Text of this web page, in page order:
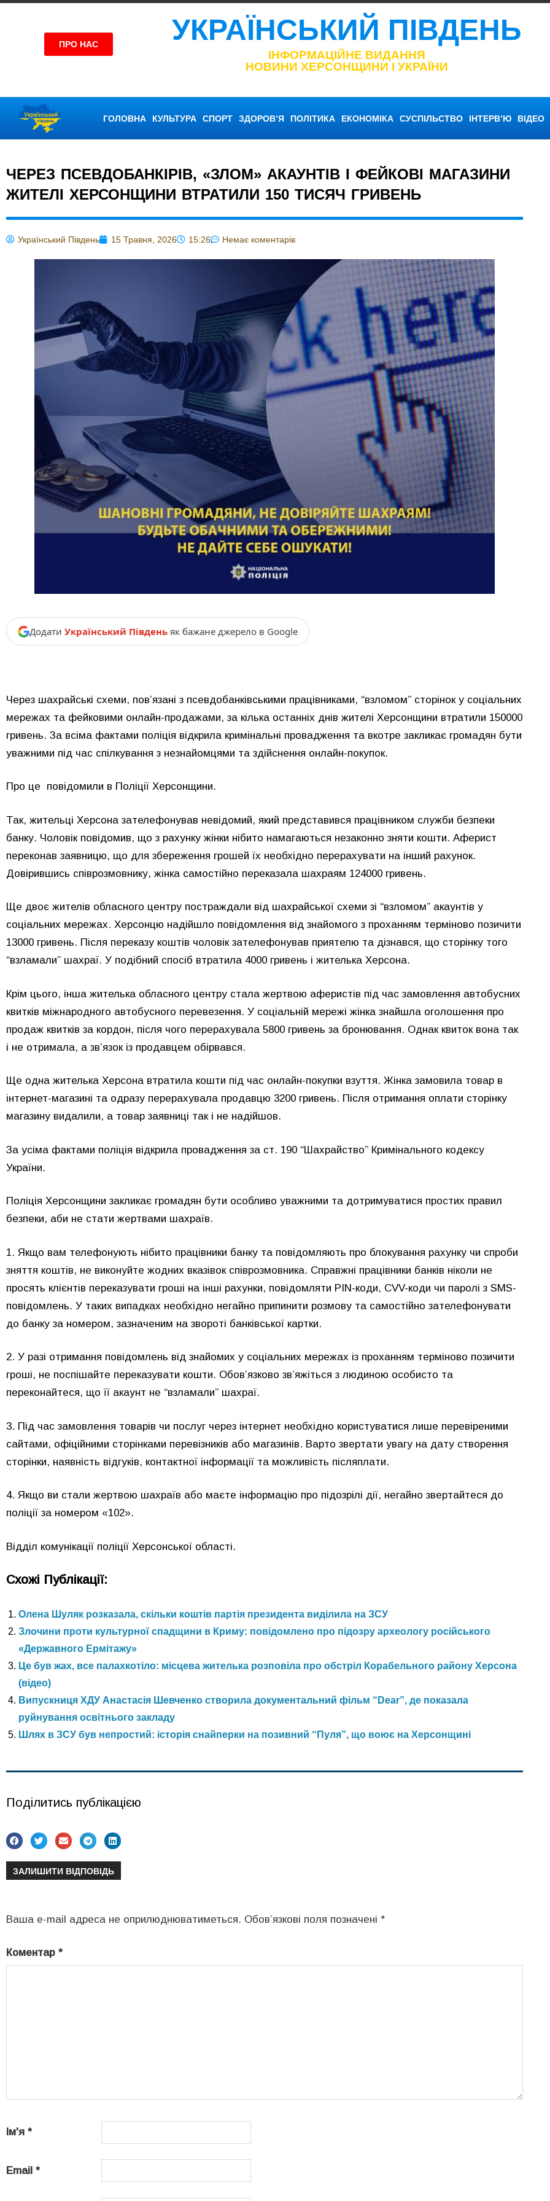
ПРО НАС УКРАЇНСЬКИЙ ПІВДЕНЬ
ІНФОРМАЦІЙНЕ ВИДАННЯ
НОВИНИ ХЕРСОНЩИНИ І УКРАЇНИ
ГОЛОВНА КУЛЬТУРА СПОРТ ЗДОРОВ’Я ПОЛІТИКА ЕКОНОМІКА СУСПІЛЬСТВО ІНТЕРВ’Ю ВІДЕО
ЧЕРЕЗ ПСЕВДОБАНКІРІВ, «ЗЛОМ» АКАУНТІВ І ФЕЙКОВІ МАГАЗИНИ
ЖИТЕЛІ ХЕРСОНЩИНИ ВТРАТИЛИ 150 ТИСЯЧ ГРИВЕНЬ
Український Південь 15 Травня, 2026 15:26 Немає коментарів
Додати Український Південь як бажане джерело в Google
Через шахрайські схеми, пов’язані з псевдобанківськими працівниками, “взломом” сторінок у соціальних
мережах та фейковими онлайн-продажами, за кілька останніх днів жителі Херсонщини втратили 150000
гривень. За всіма фактами поліція відкрила кримінальні провадження та вкотре закликає громадян бути
уважними під час спілкування з незнайомцями та здійснення онлайн-покупок.
Про це повідомили в Поліції Херсонщини.
Так, жительці Херсона зателефонував невідомий, який представився працівником служби безпеки
банку. Чоловік повідомив, що з рахунку жінки нібито намагаються незаконно зняти кошти. Аферист
переконав заявницю, що для збереження грошей їх необхідно перерахувати на інший рахунок.
Довірившись співрозмовнику, жінка самостійно переказала шахраям 124000 гривень.
Ще двоє жителів обласного центру постраждали від шахрайської схеми зі “взломом” акаунтів у
соціальних мережах. Херсонцю надійшло повідомлення від знайомого з проханням терміново позичити
13000 гривень. Після переказу коштів чоловік зателефонував приятелю та дізнався, що сторінку того
“взламали” шахраї. У подібний спосіб втратила 4000 гривень і жителька Херсона.
Крім цього, інша жителька обласного центру стала жертвою аферистів під час замовлення автобусних
квитків міжнародного автобусного перевезення. У соціальній мережі жінка знайшла оголошення про
продаж квитків за кордон, після чого перерахувала 5800 гривень за бронювання. Однак квиток вона так
і не отримала, а зв’язок із продавцем обірвався.
Ще одна жителька Херсона втратила кошти під час онлайн-покупки взуття. Жінка замовила товар в
інтернет-магазині та одразу перерахувала продавцю 3200 гривень. Після отримання оплати сторінку
магазину видалили, а товар заявниці так і не надійшов.
За усіма фактами поліція відкрила провадження за ст. 190 “Шахрайство” Кримінального кодексу
України.
Поліція Херсонщини закликає громадян бути особливо уважними та дотримуватися простих правил
безпеки, аби не стати жертвами шахраїв.
1. Якщо вам телефонують нібито працівники банку та повідомляють про блокування рахунку чи спроби
зняття коштів, не виконуйте жодних вказівок співрозмовника. Справжні працівники банків ніколи не
просять клієнтів переказувати гроші на інші рахунки, повідомляти PIN-коди, CVV-коди чи паролі з SMS-
повідомлень. У таких випадках необхідно негайно припинити розмову та самостійно зателефонувати
до банку за номером, зазначеним на звороті банківської картки.
2. У разі отримання повідомлень від знайомих у соціальних мережах із проханням терміново позичити
гроші, не поспішайте переказувати кошти. Обов’язково зв’яжіться з людиною особисто та
переконайтеся, що її акаунт не “взламали” шахраї.
3. Під час замовлення товарів чи послуг через інтернет необхідно користуватися лише перевіреними
сайтами, офіційними сторінками перевізників або магазинів. Варто звертати увагу на дату створення
сторінки, наявність відгуків, контактної інформації та можливість післяплати.
4. Якщо ви стали жертвою шахраїв або маєте інформацію про підозрілі дії, негайно звертайтеся до
поліції за номером «102».
Відділ комунікації поліції Херсонської області.
Схожі Публікації:
Олена Шуляк розказала, скільки коштів партія президента виділила на ЗСУ
Злочини проти культурної спадщини в Криму: повідомлено про підозру археологу російського
«Державного Ермітажу»
Це був жах, все палахкотіло: місцева жителька розповіла про обстріл Корабельного району Херсона
(відео)
Випускниця ХДУ Анастасія Шевченко створила документальний фільм “Dear”, де показала
руйнування освітнього закладу
Шлях в ЗСУ був непростий: історія снайперки на позивний “Пуля”, що воює на Херсонщині
Поділитись публікацією
ЗАЛИШИТИ ВІДПОВІДЬ
Ваша e-mail адреса не оприлюднюватиметься. Обов’язкові поля позначені *
Коментар *
Ім'я *
Email *